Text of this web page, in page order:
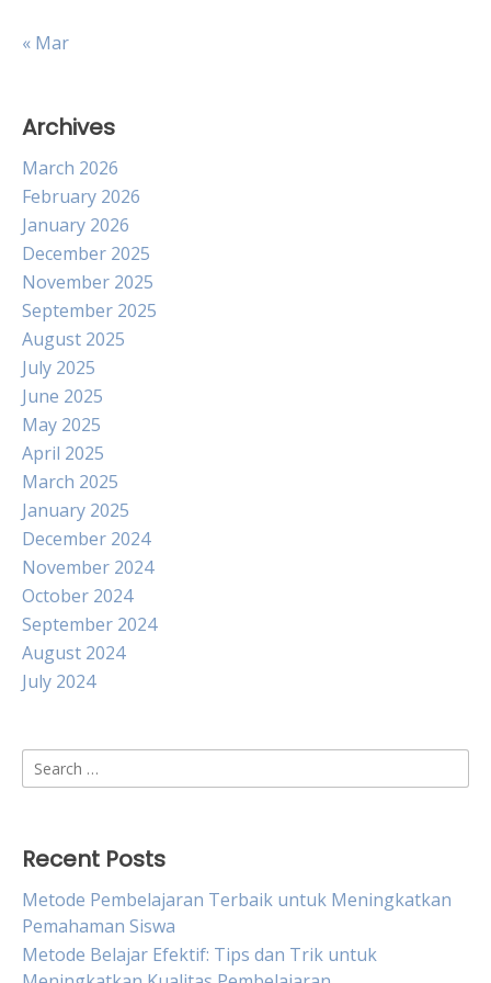
« Mar
Archives
March 2026
February 2026
January 2026
December 2025
November 2025
September 2025
August 2025
July 2025
June 2025
May 2025
April 2025
March 2025
January 2025
December 2024
November 2024
October 2024
September 2024
August 2024
July 2024
Search
for:
Recent Posts
Metode Pembelajaran Terbaik untuk Meningkatkan
Pemahaman Siswa
Metode Belajar Efektif: Tips dan Trik untuk